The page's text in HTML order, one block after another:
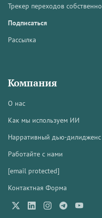
Трекер переходов
Подписаться
Рассылка
Компания
О нас
Как мы используем ИИ
Нарративный дью-дилидженс
Работайте с нами
[email protected]
Контактная Форма